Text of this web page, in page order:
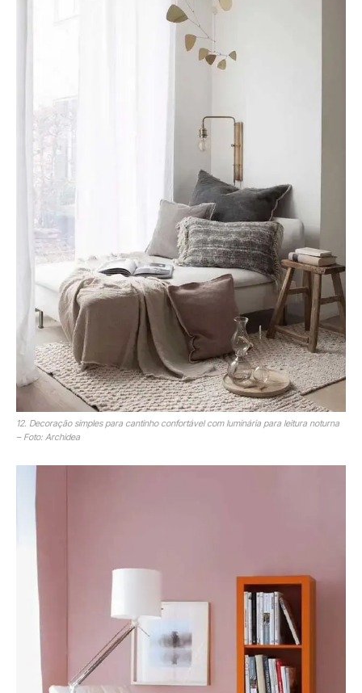
12. Decoração simples para cantinho confortável com luminária para leitura noturna
– Foto: Archidea